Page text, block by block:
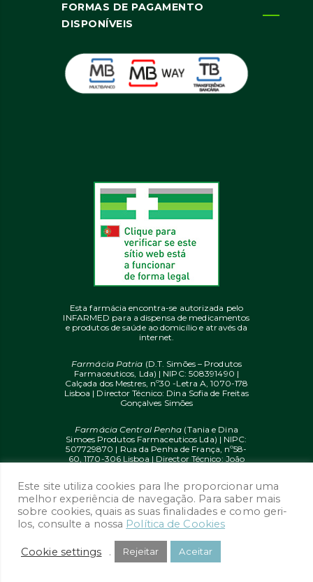
FORMAS DE PAGAMENTO
DISPONÍVEIS
Esta farmácia encontra-se autorizada pelo
INFARMED para a dispensa de medicamentos
e produtos de saúde ao domicílio e através da
internet.
Farmácia Patria (D.T. Simões – Produtos
Farmaceuticos, Lda) | NIPC: 508391490 |
Calçada dos Mestres, nº30 -Letra A, 1070-178
Lisboa | Director Técnico: Dina Sofia de Freitas
Gonçalves Simões
Farmácia Central Penha (Tania e Dina
Simoes Produtos Farmaceuticos Lda) | NIPC:
507729870 | Rua da Penha de França, nº58-
60, 1170-306 Lisboa | Director Técnico: João
© 2020 farmaciaon.pt | Design and
Development: iupi.agencyby Dual Up
Consulting Group
Este site utiliza cookies para lhe proporcionar uma
melhor experiência de navegação. Para saber mais
sobre cookies, quais as suas finalidades e como geri-
los, consulte a nossa Política de Cookies
Cookie settings . Rejeitar Aceitar